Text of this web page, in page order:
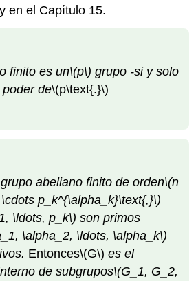
en el Capítulo 15.
finito es un\(p\) grupo -si y solo
de\(p\text{.}\)
abeliano finito de orden\(n
p_k^{\alpha_k}\text{,}\)
\ldots, p_k\) son primos
\alpha_2, \ldots, \alpha_k\)
Entonces\(G\) es el
de subgrupos\(G_1, G_2,